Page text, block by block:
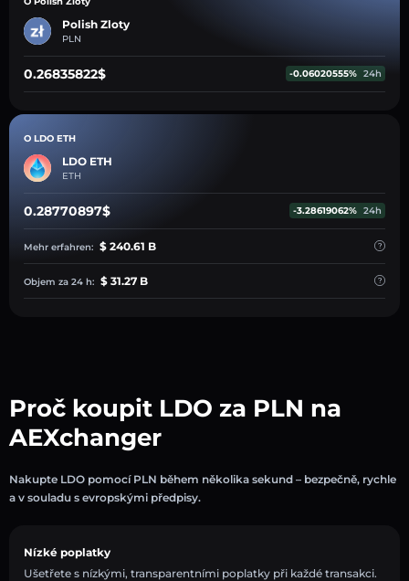
Polish Zloty
PLN
0.26835822$ -0.06020555% 24h
O LDO ETH
LDO ETH
ETH
0.28770897$ -3.28619062% 24h
Mehr erfahren: $ 240.61 B
Objem za 24 h: $ 31.27 B
Proč koupit LDO za PLN na
AEXchanger
Nakupte LDO pomocí PLN během několika sekund – bezpečně, rychle
a v souladu s evropskými předpisy.
Nízké poplatky
Ušetřete s nízkými, transparentními poplatky při každé transakci.